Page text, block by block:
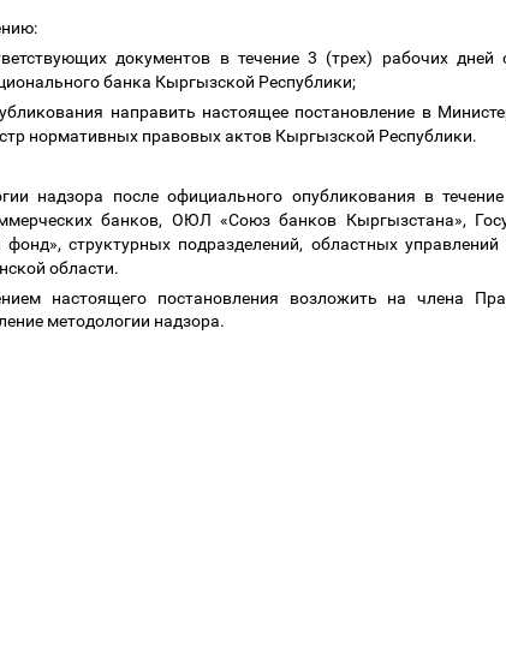
документов в течение 3 (трех) рабочих дней
банка Кыргызской Республики;
направить настоящее постановление в
нормативных правовых актов Кыргызской Республики.
надзора после официального опубликования в
банков, ОЮЛ «Союз банков Кыргызстана»,
структурных подразделений, областных
области.
настоящего постановления возложить на члена
методологии надзора.